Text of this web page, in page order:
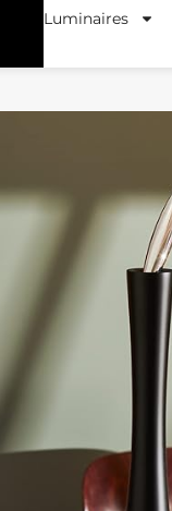
Luminaires